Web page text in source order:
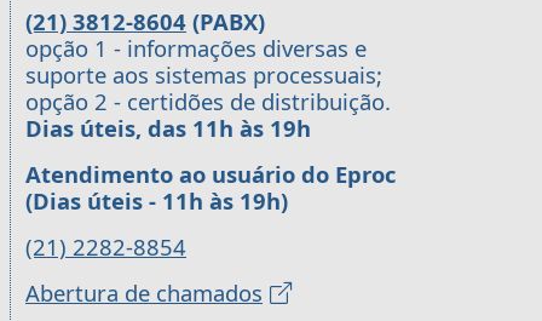
(21) 3812-8604 (PABX)
opção 1 - informações diversas e
suporte aos sistemas processuais;
opção 2 - certidões de distribuição.
Dias úteis, das 11h às 19h
Atendimento ao usuário do Eproc
(Dias úteis - 11h às 19h)
(21) 2282-8854
Abertura de chamados